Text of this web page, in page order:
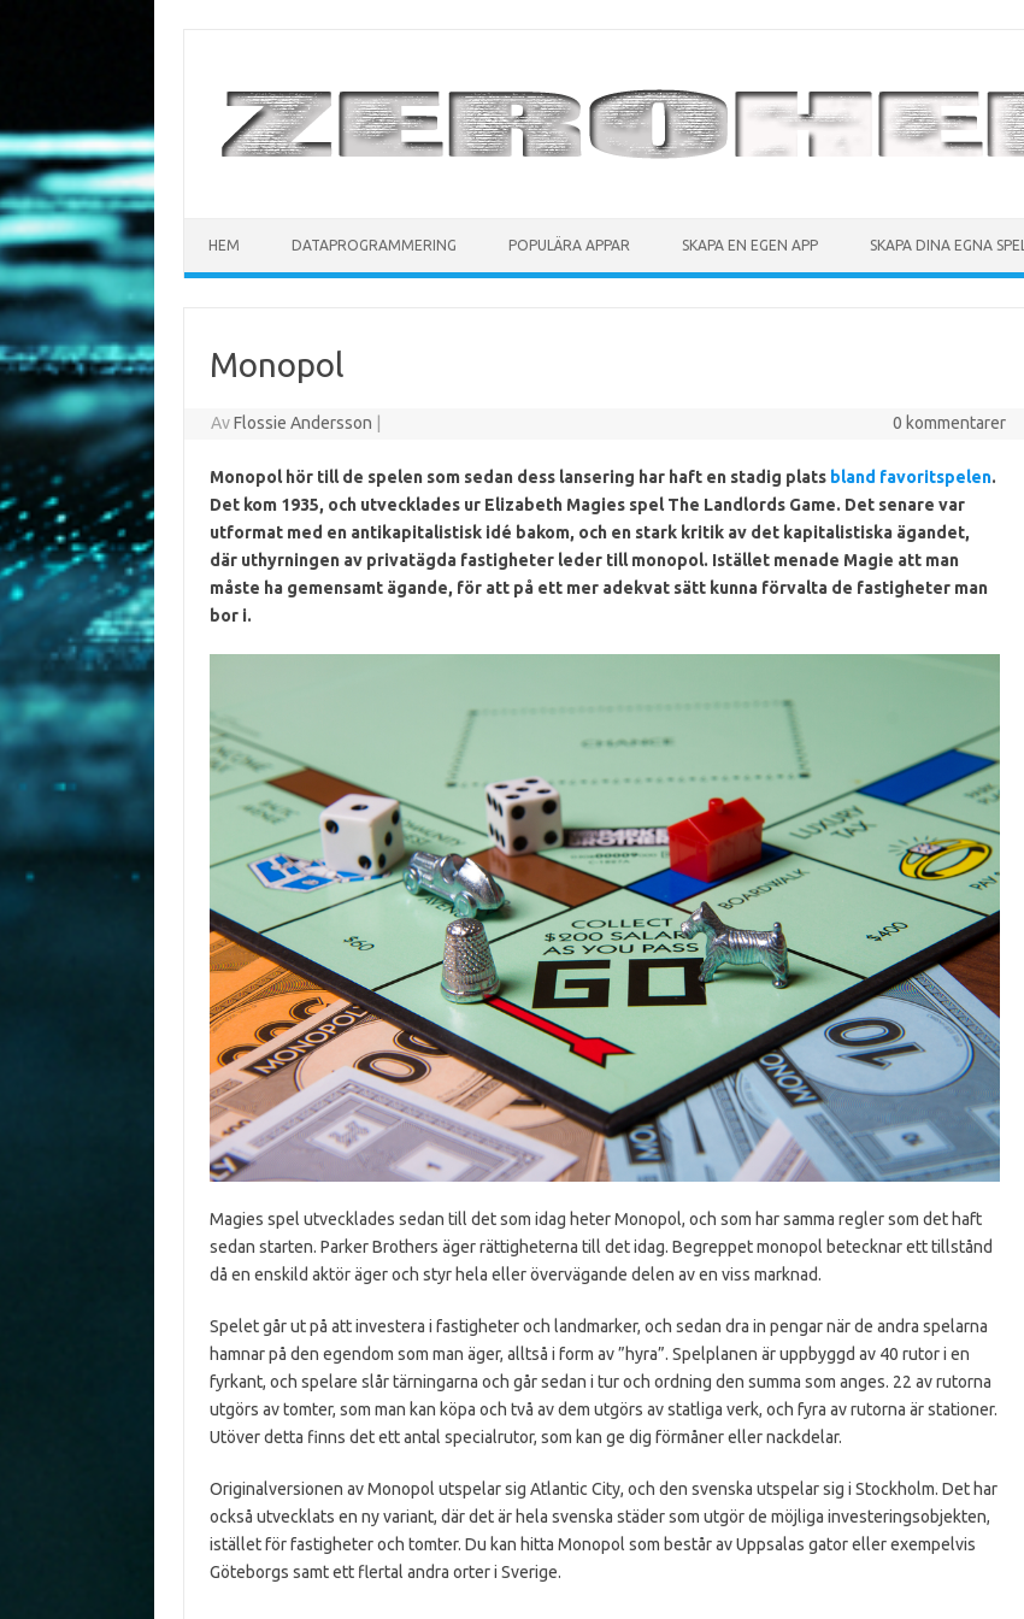
HEM DATAPROGRAMMERING POPULÄRA APPAR SKAPA EN EGEN APP SKAPA DINA EGNA SPEL
Monopol
AvFlossie Andersson 0 kommentarer
Monopol hör till de spelen som sedan dess lansering har haft en stadig plats bland favoritspelen.
Det kom 1935, och utvecklades ur Elizabeth Magies spel The Landlords Game. Det senare var
utformat med en antikapitalistisk idé bakom, och en stark kritik av det kapitalistiska ägandet,
där uthyrningen av privatägda fastigheter leder till monopol. Istället menade Magie att man
måste ha gemensamt ägande, för att på ett mer adekvat sätt kunna förvalta de fastigheter man
bor i.
Magies spel utvecklades sedan till det som idag heter Monopol, och som har samma regler som det haft
sedan starten. Parker Brothers äger rättigheterna till det idag. Begreppet monopol betecknar ett tillstånd
då en enskild aktör äger och styr hela eller övervägande delen av en viss marknad.
Spelet går ut på att investera i fastigheter och landmarker, och sedan dra in pengar när de andra spelarna
hamnar på den egendom som man äger, alltså i form av ”hyra”. Spelplanen är uppbyggd av 40 rutor i en
fyrkant, och spelare slår tärningarna och går sedan i tur och ordning den summa som anges. 22 av rutorna
utgörs av tomter, som man kan köpa och två av dem utgörs av statliga verk, och fyra av rutorna är stationer.
Utöver detta finns det ett antal specialrutor, som kan ge dig förmåner eller nackdelar.
Originalversionen av Monopol utspelar sig Atlantic City, och den svenska utspelar sig i Stockholm. Det har
också utvecklats en ny variant, där det är hela svenska städer som utgör de möjliga investeringsobjekten,
istället för fastigheter och tomter. Du kan hitta Monopol som består av Uppsalas gator eller exempelvis
Göteborgs samt ett flertal andra orter i Sverige.